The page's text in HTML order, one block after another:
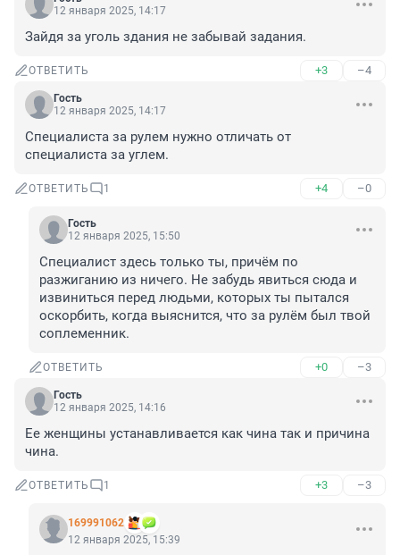
12 января 2025, 14:17
Зайдя за уголь здания не забывай задания.
ОТВЕТИТЬ +3 –4
Гость
12 января 2025, 14:17
Специалиста за рулем нужно отличать от
специалиста за углем.
ОТВЕТИТЬ 1 +4 –0
Гость
12 января 2025, 15:50
Специалист здесь только ты, причём по
разжиганию из ничего. Не забудь явиться сюда и
извиниться перед людьми, которых ты пытался
оскорбить, когда выяснится, что за рулём был твой
соплеменник.
ОТВЕТИТЬ +0 –3
Гость
12 января 2025, 14:16
Ее женщины устанавливается как чина так и причина
чина.
ОТВЕТИТЬ 1 +3 –3
169991062
12 января 2025, 15:39